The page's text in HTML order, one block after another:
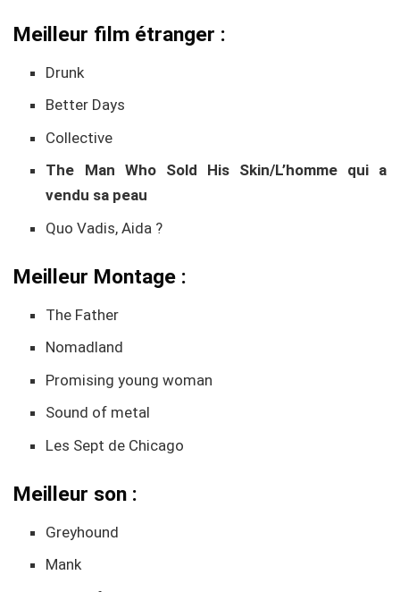
Meilleur film étranger :
Drunk
Better Days
Collective
The Man Who Sold His Skin/L’homme qui a
vendu sa peau
Quo Vadis, Aida ?
Meilleur Montage :
The Father
Nomadland
Promising young woman
Sound of metal
Les Sept de Chicago
Meilleur son :
Greyhound
Mank